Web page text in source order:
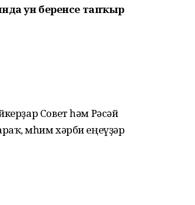
ун беренсе тапҡыр
Совет һәм Рәсәй
мөһим хәрби еңеүҙәр